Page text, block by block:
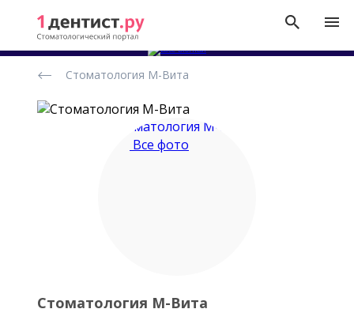
стоматологических
Стоматология М-Вита
Все фото
Стоматология М-Вита